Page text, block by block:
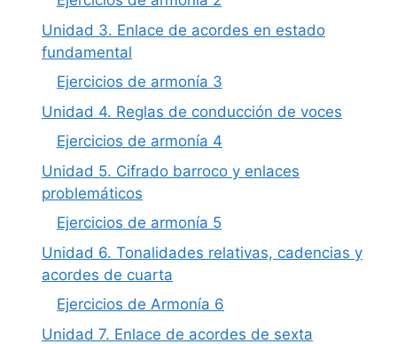
Unidad 3. Enlace de acordes en estado
fundamental
Ejercicios de armonía 3
Unidad 4. Reglas de conducción de voces
Ejercicios de armonía 4
Unidad 5. Cifrado barroco y enlaces
problemáticos
Ejercicios de armonía 5
Unidad 6. Tonalidades relativas, cadencias y
acordes de cuarta
Ejercicios de Armonía 6
Unidad 7. Enlace de acordes de sexta